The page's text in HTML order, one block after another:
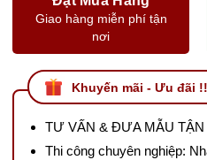
Giao hàng miễn phí tận
nơi
Khuyến mãi - Ưu đãi
TƯ VẤN & ĐƯA MẪU
Thi công chuyên nghiệp: